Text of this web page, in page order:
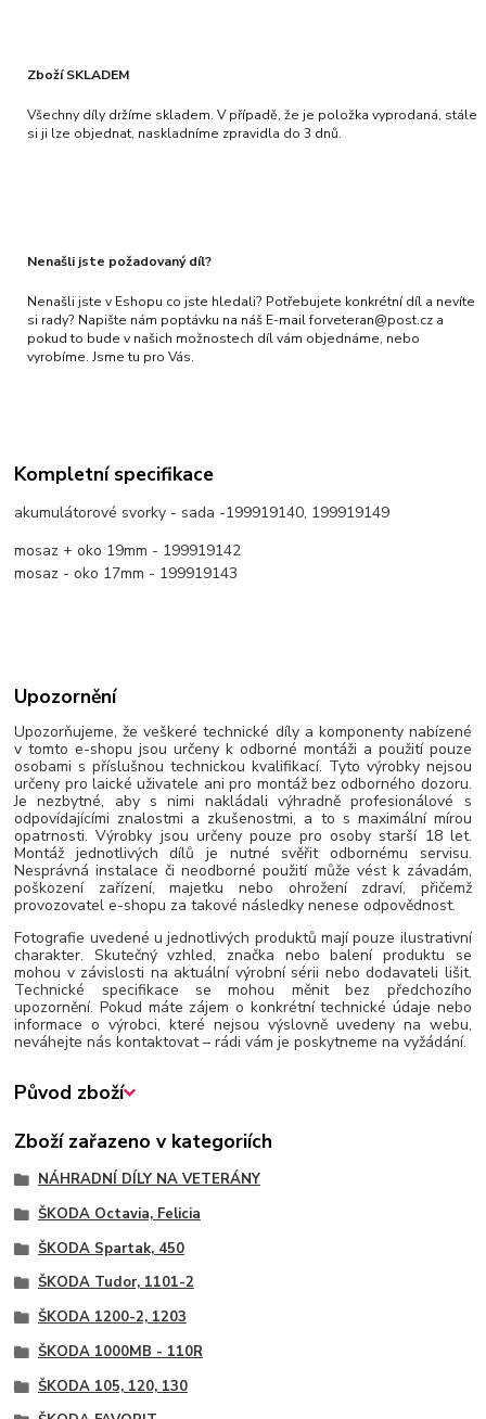
Zboží SKLADEM
Všechny díly držíme skladem. V případě, že je položka vyprodaná, stále
si ji lze objednat, naskladníme zpravidla do 3 dnů.
Nenašli jste požadovaný díl?
Nenašli jste v Eshopu co jste hledali? Potřebujete konkrétní díl a nevíte
si rady? Napište nám poptávku na náš E-mail forveteran@post.cz a
pokud to bude v našich možnostech díl vám objednáme, nebo
vyrobíme. Jsme tu pro Vás.
Kompletní specifikace
akumulátorové svorky - sada -199919140, 199919149
mosaz + oko 19mm - 199919142
mosaz - oko 17mm - 199919143
Upozornění
Upozorňujeme, že veškeré technické díly a komponenty nabízené
v tomto e-shopu jsou určeny k odborné montáži a použití pouze
osobami s příslušnou technickou kvalifikací. Tyto výrobky nejsou
určeny pro laické uživatele ani pro montáž bez odborného dozoru.
Je nezbytné, aby s nimi nakládali výhradně profesionálové s
odpovídajícími znalostmi a zkušenostmi, a to s maximální mírou
opatrnosti. Výrobky jsou určeny pouze pro osoby starší 18 let.
Montáž jednotlivých dílů je nutné svěřit odbornému servisu.
Nesprávná instalace či neodborné použití může vést k závadám,
poškození zařízení, majetku nebo ohrožení zdraví, přičemž
provozovatel e-shopu za takové následky nenese odpovědnost.
Fotografie uvedené u jednotlivých produktů mají pouze ilustrativní
charakter. Skutečný vzhled, značka nebo balení produktu se
mohou v závislosti na aktuální výrobní sérii nebo dodavateli lišit.
Technické specifikace se mohou měnit bez předchozího
upozornění. Pokud máte zájem o konkrétní technické údaje nebo
informace o výrobci, které nejsou výslovně uvedeny na webu,
neváhejte nás kontaktovat – rádi vám je poskytneme na vyžádání.
Původ zboží
Zboží zařazeno v kategoriích
NÁHRADNÍ DÍLY NA VETERÁNY
ŠKODA Octavia, Felicia
ŠKODA Spartak, 450
ŠKODA Tudor, 1101-2
ŠKODA 1200-2, 1203
ŠKODA 1000MB - 110R
ŠKODA 105, 120, 130